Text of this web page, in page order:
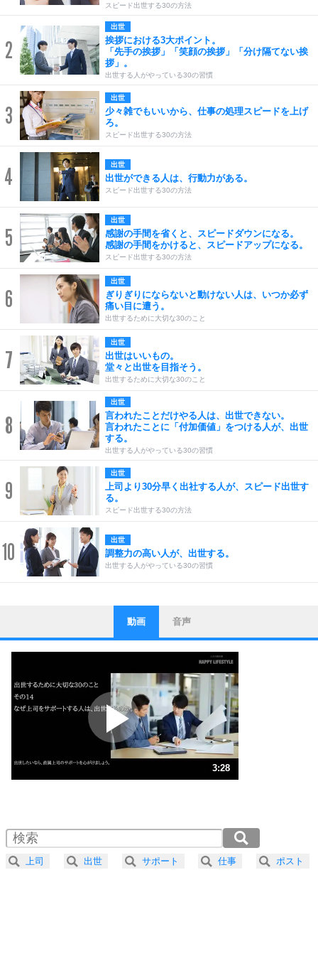
スピード出世する30の方法
2
出世
挨拶における3大ポイント。
「先手の挨拶」「笑顔の挨拶」「分け隔てない挨
拶」。
出世する人がやっている30の習慣
3
出世
少々雑でもいいから、仕事の処理スピードを上げ
ろ。
スピード出世する30の方法
4 出世
出世ができる人は、行動力がある。
スピード出世する30の方法
5
出世
感謝の手間を省くと、スピードダウンになる。
感謝の手間をかけると、スピードアップになる。
スピード出世する30の方法
6
出世
ぎりぎりにならないと動けない人は、いつか必ず
痛い目に遭う。
出世するために大切な30のこと
7
出世
出世はいいもの。
堂々と出世を目指そう。
出世するために大切な30のこと
8
出世
言われたことだけやる人は、出世できない。
言われたことに「付加価値」をつける人が、出世
する。
出世する人がやっている30の習慣
9
出世
上司より30分早く出社する人が、スピード出世す
る。
スピード出世する30の方法
10 出世
調整力の高い人が、出世する。
出世する人がやっている30の習慣
1
ストレス対策
他人と比べない。
いっそのこと、他人を見ない。
いらいらしない人になる30の方法
プラス思考
ポジティブになれない原因は、行動しないから。
ポジティブ思考になる30の方法
ストレス対策
人生、なんとかなるもの。
気楽に生きる30の方法
4 器の大きい人は、怒りを優しさで表現する。
プラス思考
動画 音声
3:28
2.0倍速 （409KB 1分44秒）
2.5倍速 （327KB 1分23秒）
3.0倍速 （273KB 1分9秒）
上司 出世 サポート 仕事 ポスト